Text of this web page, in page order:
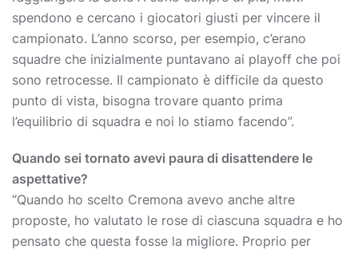
spendono e cercano i giocatori giusti per vincere il
campionato. L’anno scorso, per esempio, c’erano
squadre che inizialmente puntavano ai playoff che poi
sono retrocesse. Il campionato è difficile da questo
punto di vista, bisogna trovare quanto prima
l’equilibrio di squadra e noi lo stiamo facendo”.
Quando sei tornato avevi paura di disattendere le
aspettative?
“Quando ho scelto Cremona avevo anche altre
proposte, ho valutato le rose di ciascuna squadra e ho
pensato che questa fosse la migliore. Proprio per